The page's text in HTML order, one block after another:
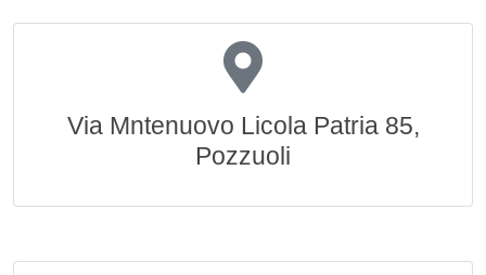
Via Mntenuovo Licola Patria 85,
Pozzuoli